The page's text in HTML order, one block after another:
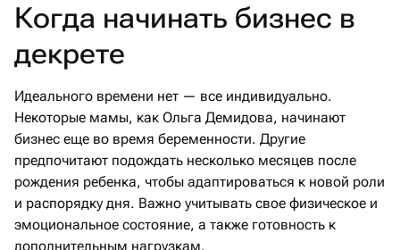
Когда начинать бизнес в
декрете
Идеального времени нет — все индивидуально.
Некоторые мамы, как Ольга Демидова, начинают
бизнес еще во время беременности. Другие
предпочитают подождать несколько месяцев после
рождения ребенка, чтобы адаптироваться к новой роли
и распорядку дня. Важно учитывать свое физическое и
эмоциональное состояние, а также готовность к
дополнительным нагрузкам.​